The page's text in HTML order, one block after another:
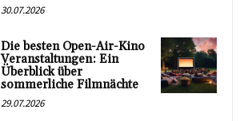
30.07.2026
Die besten Open-Air-Kino
Veranstaltungen: Ein
Überblick über
sommerliche Filmnächte
29.07.2026